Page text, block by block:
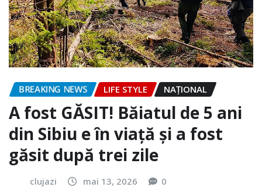
BREAKING NEWS LIFE STYLE NAŢIONAL
A fost GĂSIT! Băiatul de 5 ani
din Sibiu e în viață și a fost
găsit după trei zile
clujazi mai 13, 2026 0